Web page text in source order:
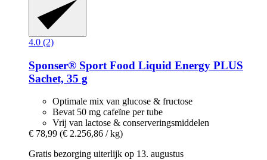
4.0 (2)
Sponser® Sport Food Liquid Energy PLUS
Sachet, 35 g
Optimale mix van glucose & fructose
Bevat 50 mg cafeïne per tube
Vrij van lactose & conserveringsmiddelen
€ 78,99 (€ 2.256,86 / kg)
Gratis bezorging uiterlijk op 13. augustus